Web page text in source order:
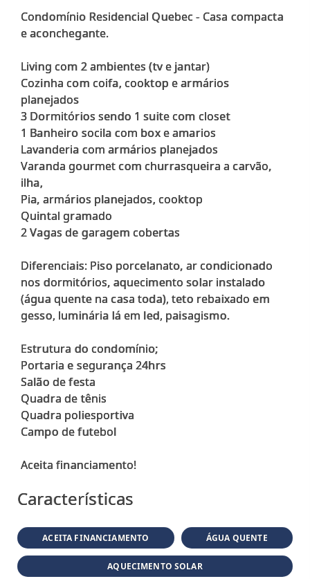
Condomínio Residencial Quebec - Casa compacta
e aconchegante.
Living com 2 ambientes (tv e jantar)
Cozinha com coifa, cooktop e armários
planejados
3 Dormitórios sendo 1 suite com closet
1 Banheiro socila com box e amarios
Lavanderia com armários planejados
Varanda gourmet com churrasqueira a carvão,
ilha,
Pia, armários planejados, cooktop
Quintal gramado
2 Vagas de garagem cobertas
Diferenciais: Piso porcelanato, ar condicionado
nos dormitórios, aquecimento solar instalado
(água quente na casa toda), teto rebaixado em
gesso, luminária lá em led, paisagismo.
Estrutura do condomínio;
Portaria e segurança 24hrs
Salão de festa
Quadra de tênis
Quadra poliesportiva
Campo de futebol
Características
ACEITA FINANCIAMENTO ÁGUA QUENTE
AQUECIMENTO SOLAR